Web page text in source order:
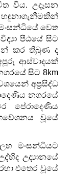
විය. උදෑසන
වෙත
පීඨයේ සිට
කර තිබුණ ද
ආස්වාදයක්
සිට 8km
අප්‍රසිද්ධ
නගරයේ
පේරාදෙණිය
වූයේ
මංසන්ධියට
උද්‍යානයේ
එතෙර වූයේ